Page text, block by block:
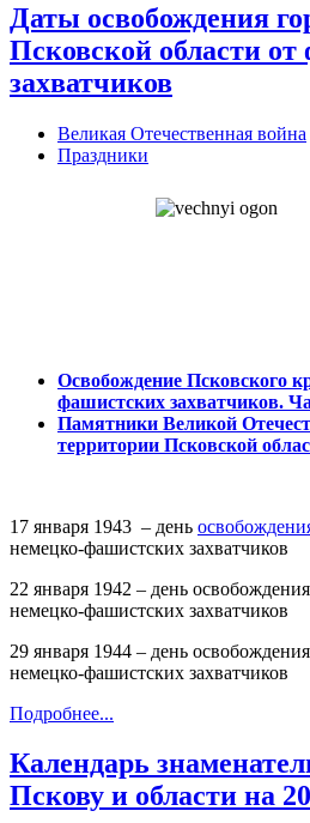
Даты освобождения
Псковской области
захватчиков
Великая Отечественная война
Праздники
Освобождение Псковского
фашистских захватчиков.
Памятники Великой
территории Псковской
17 января 1943 – день
немецко-фашистских захватчиков
22 января 1942 – день
немецко-фашистских захватчиков
29 января 1944 – день
немецко-фашистских захватчиков
Подробнее...
Календарь
Пскову и области на